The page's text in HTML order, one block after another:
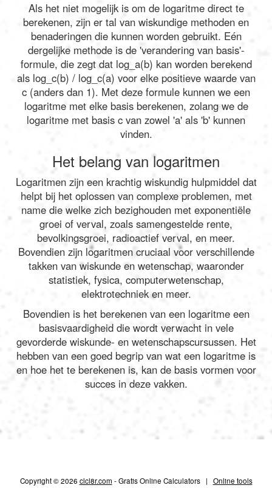
Als het niet mogelijk is om de logaritme direct te
berekenen, zijn er tal van wiskundige methoden en
benaderingen die kunnen worden gebruikt. Eén
dergelijke methode is de 'verandering van basis'-
formule, die zegt dat log_a(b) kan worden berekend
als log_c(b) / log_c(a) voor elke positieve waarde van
c (anders dan 1). Met deze formule kunnen we een
logaritme met elke basis berekenen, zolang we de
logaritme met basis c van zowel 'a' als 'b' kunnen
vinden.
Het belang van logaritmen
Logaritmen zijn een krachtig wiskundig hulpmiddel dat
helpt bij het oplossen van complexe problemen, met
name die welke zich bezighouden met exponentiële
groei of verval, zoals samengestelde rente,
bevolkingsgroei, radioactief verval, en meer.
Bovendien zijn logaritmen cruciaal voor verschillende
takken van wiskunde en wetenschap, waaronder
statistiek, fysica, computerwetenschap,
elektrotechniek en meer.
Bovendien is het berekenen van een logaritme een
basisvaardigheid die wordt verwacht in vele
gevorderde wiskunde- en wetenschapscursussen. Het
hebben van een goed begrip van wat een logaritme is
en hoe het te berekenen is, kan de basis vormen voor
succes in deze vakken.
Copyright © 2026 clcl8r.com - Gratis Online Calculators | Online tools